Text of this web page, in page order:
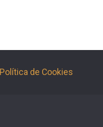
Política de Cookies